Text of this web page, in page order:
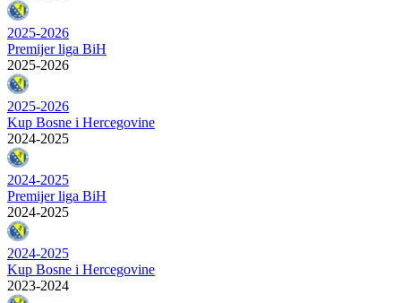
2025-2026
Premijer liga BiH
2025-2026
2025-2026
Kup Bosne i Hercegovine
2024-2025
2024-2025
Premijer liga BiH
2024-2025
2024-2025
Kup Bosne i Hercegovine
2023-2024